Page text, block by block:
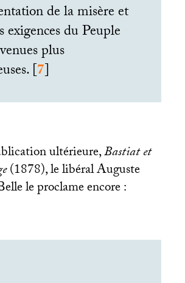
de la misère et
exigences du Peuple
plus
[7]
ultérieure,Bastiat et
(1878), le libéral Auguste
le proclame encore :